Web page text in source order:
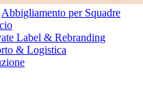
Abbigliamento per Squadre
Label & Rebranding
& Logistica